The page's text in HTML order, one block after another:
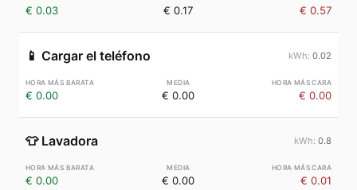
€ 0.03 € 0.17 € 0.57
📱 Cargar el teléfono 0.02
€ 0.00 € 0.00 € 0.00
👕 Lavadora 0.8
€ 0.00 € 0.00 € 0.01